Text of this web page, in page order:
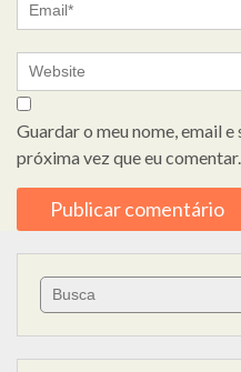
Guardar o meu nome, email
próxima vez que eu comentar.
Search
for: